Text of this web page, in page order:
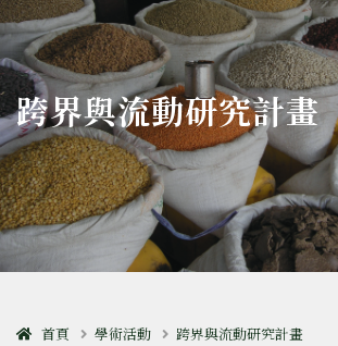
跨界與流動研究計畫
首頁 學術活動 跨界與流動研究計畫